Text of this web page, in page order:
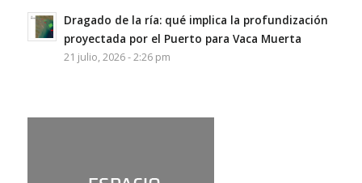
Dragado de la ría: qué implica la profundización
proyectada por el Puerto para Vaca Muerta
21 julio, 2026 - 2:26 pm